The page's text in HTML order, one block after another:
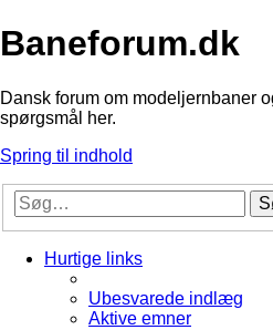
Baneforum.dk
Dansk forum om modeljernbaner
spørgsmål her.
Spring til indhold
Hurtige links
Ubesvarede indlæg
Aktive emner